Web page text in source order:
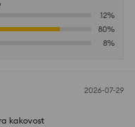
12%
80%
8%
2026-07-29
kakovost